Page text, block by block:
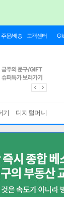
주문/배송 고객센터
기 디지털머니